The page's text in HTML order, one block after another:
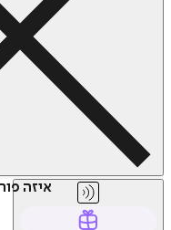
איזה פורמט